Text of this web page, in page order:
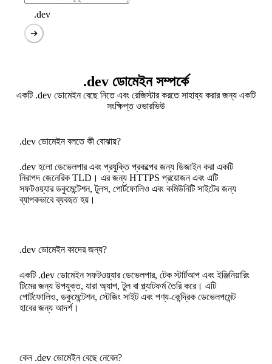
.dev
.dev ডোমেইন সম্পর্কে
একটি .dev ডোমেইন বেছে নিতে এবং রেজিস্টার করতে সাহায্য করার জন্য একটি
সংক্ষিপ্ত ওভারভিউ
.dev ডোমেইন বলতে কী বোঝায়?
.dev হলো ডেভেলপার এবং প্রযুক্তি প্রকল্পের জন্য ডিজাইন করা একটি
নিরাপদ জেনেরিক TLD। এর জন্য HTTPS প্রয়োজন এবং এটি
সফটওয়্যার ডকুমেন্টেশন, টুলস, পোর্টফোলিও এবং কমিউনিটি সাইটের জন্য
ব্যাপকভাবে ব্যবহৃত হয়।
.dev ডোমেইন কাদের জন্য?
একটি .dev ডোমেইন সফটওয়্যার ডেভেলপার, টেক স্টার্টআপ এবং ইঞ্জিনিয়ারিং
টিমের জন্য উপযুক্ত, যারা অ্যাপ, টুল বা প্ল্যাটফর্ম তৈরি করে। এটি
পোর্টফোলিও, ডকুমেন্টেশন, স্টেজিং সাইট এবং পণ্য-কেন্দ্রিক ডেভেলপমেন্ট
হাবের জন্য আদর্শ।
কেন .dev ডোমেইন বেছে নেবেন?